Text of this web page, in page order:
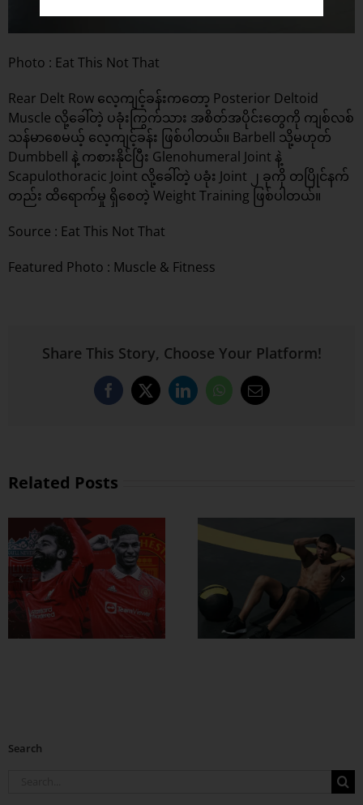
Photo : Eat This Not That
Rear Delt Row လေ့ကျင့်ခန်းကတော့ Posterior Deltoid
Muscle လို့ခေါ်တဲ့ ပခုံးကြွက်သား အစိတ်အပိုင်းတွေကို ကျစ်လစ်
သန်မာစေမယ့် လေ့ကျင့်ခန်း ဖြစ်ပါတယ်။ Barbell သို့မဟုတ်
Dumbbell နဲ့ ကစားနိုင်ပြီး Glenohumeral Joint နဲ့
Scapulothoracic Joint လို့ခေါ်တဲ့ ပခုံး Joint ၂ ခုကို တပြိုင်နက်
တည်း ထိရောက်မှု ရှိစေတဲ့ Weight Training ဖြစ်ပါတယ်။
Source : Eat This Not That
Featured Photo : Muscle & Fitness
Share This Story, Choose Your Platform!
Facebook
X LinkedInWhatsApp
Email
Related Posts
ထိထိရောက်ရောက်
ဗိုက်ခေါက် အဆီ
တွေ ချဖို့
Search